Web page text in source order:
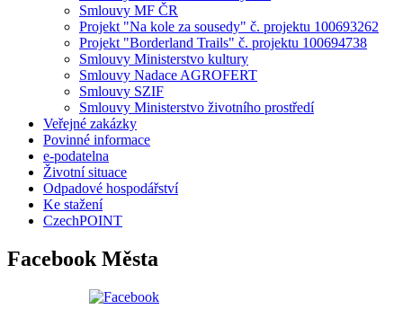
Smlouvy MF ČR
Projekt "Na kole za sousedy" č. projektu 100693262
Projekt "Borderland Trails" č. projektu 100694738
Smlouvy Ministerstvo kultury
Smlouvy Nadace AGROFERT
Smlouvy SZIF
Smlouvy Ministerstvo životního prostředí
Veřejné zakázky
Povinné informace
e-podatelna
Životní situace
Odpadové hospodářství
Ke stažení
CzechPOINT
Facebook Města